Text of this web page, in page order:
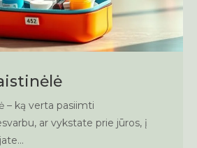
– ką verta pasiimti
ar vykstate prie jūros, į